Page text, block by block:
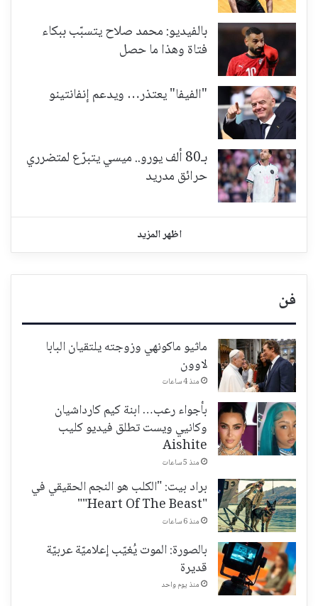
بالفيديو: محمد صلاح يتسبّب ببكاء
فتاة وهذا ما حصل
"الفيفا" يعتذر… ويدعم إنفانتينو
بـ80 ألف يورو.. ميسي يتبرّع لمتضرري
حرائق مدريد
اظهر المزيد
فن
ماثيو ماكونهي وزوجته يلتقيان البابا
لاوون
منذ 4 ساعات
بأجواء رعب… ابنة كيم كارداشيان
وكانيي ويست تطلق فيديو كليب
Aishite
منذ 5 ساعات
براد بيت: "الكلب هو النجم الحقيقي في
"Heart Of The Beast""
منذ 6 ساعات
بالصورة: الموت يُغيّب إعلاميّة عربيّة
قديرة
منذ يوم واحد